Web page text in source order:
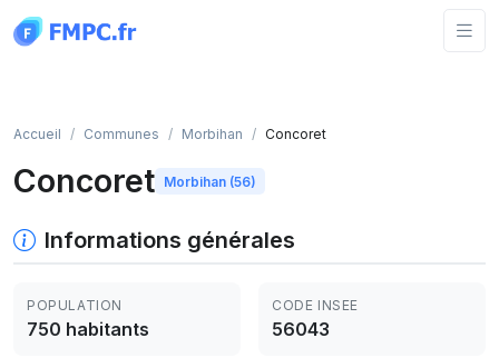
Accueil Communes Morbihan Concoret
Concoret Morbihan (56)
Informations générales
POPULATION
750 habitants
CODE INSEE
56043
Panneau de gestion des cookies